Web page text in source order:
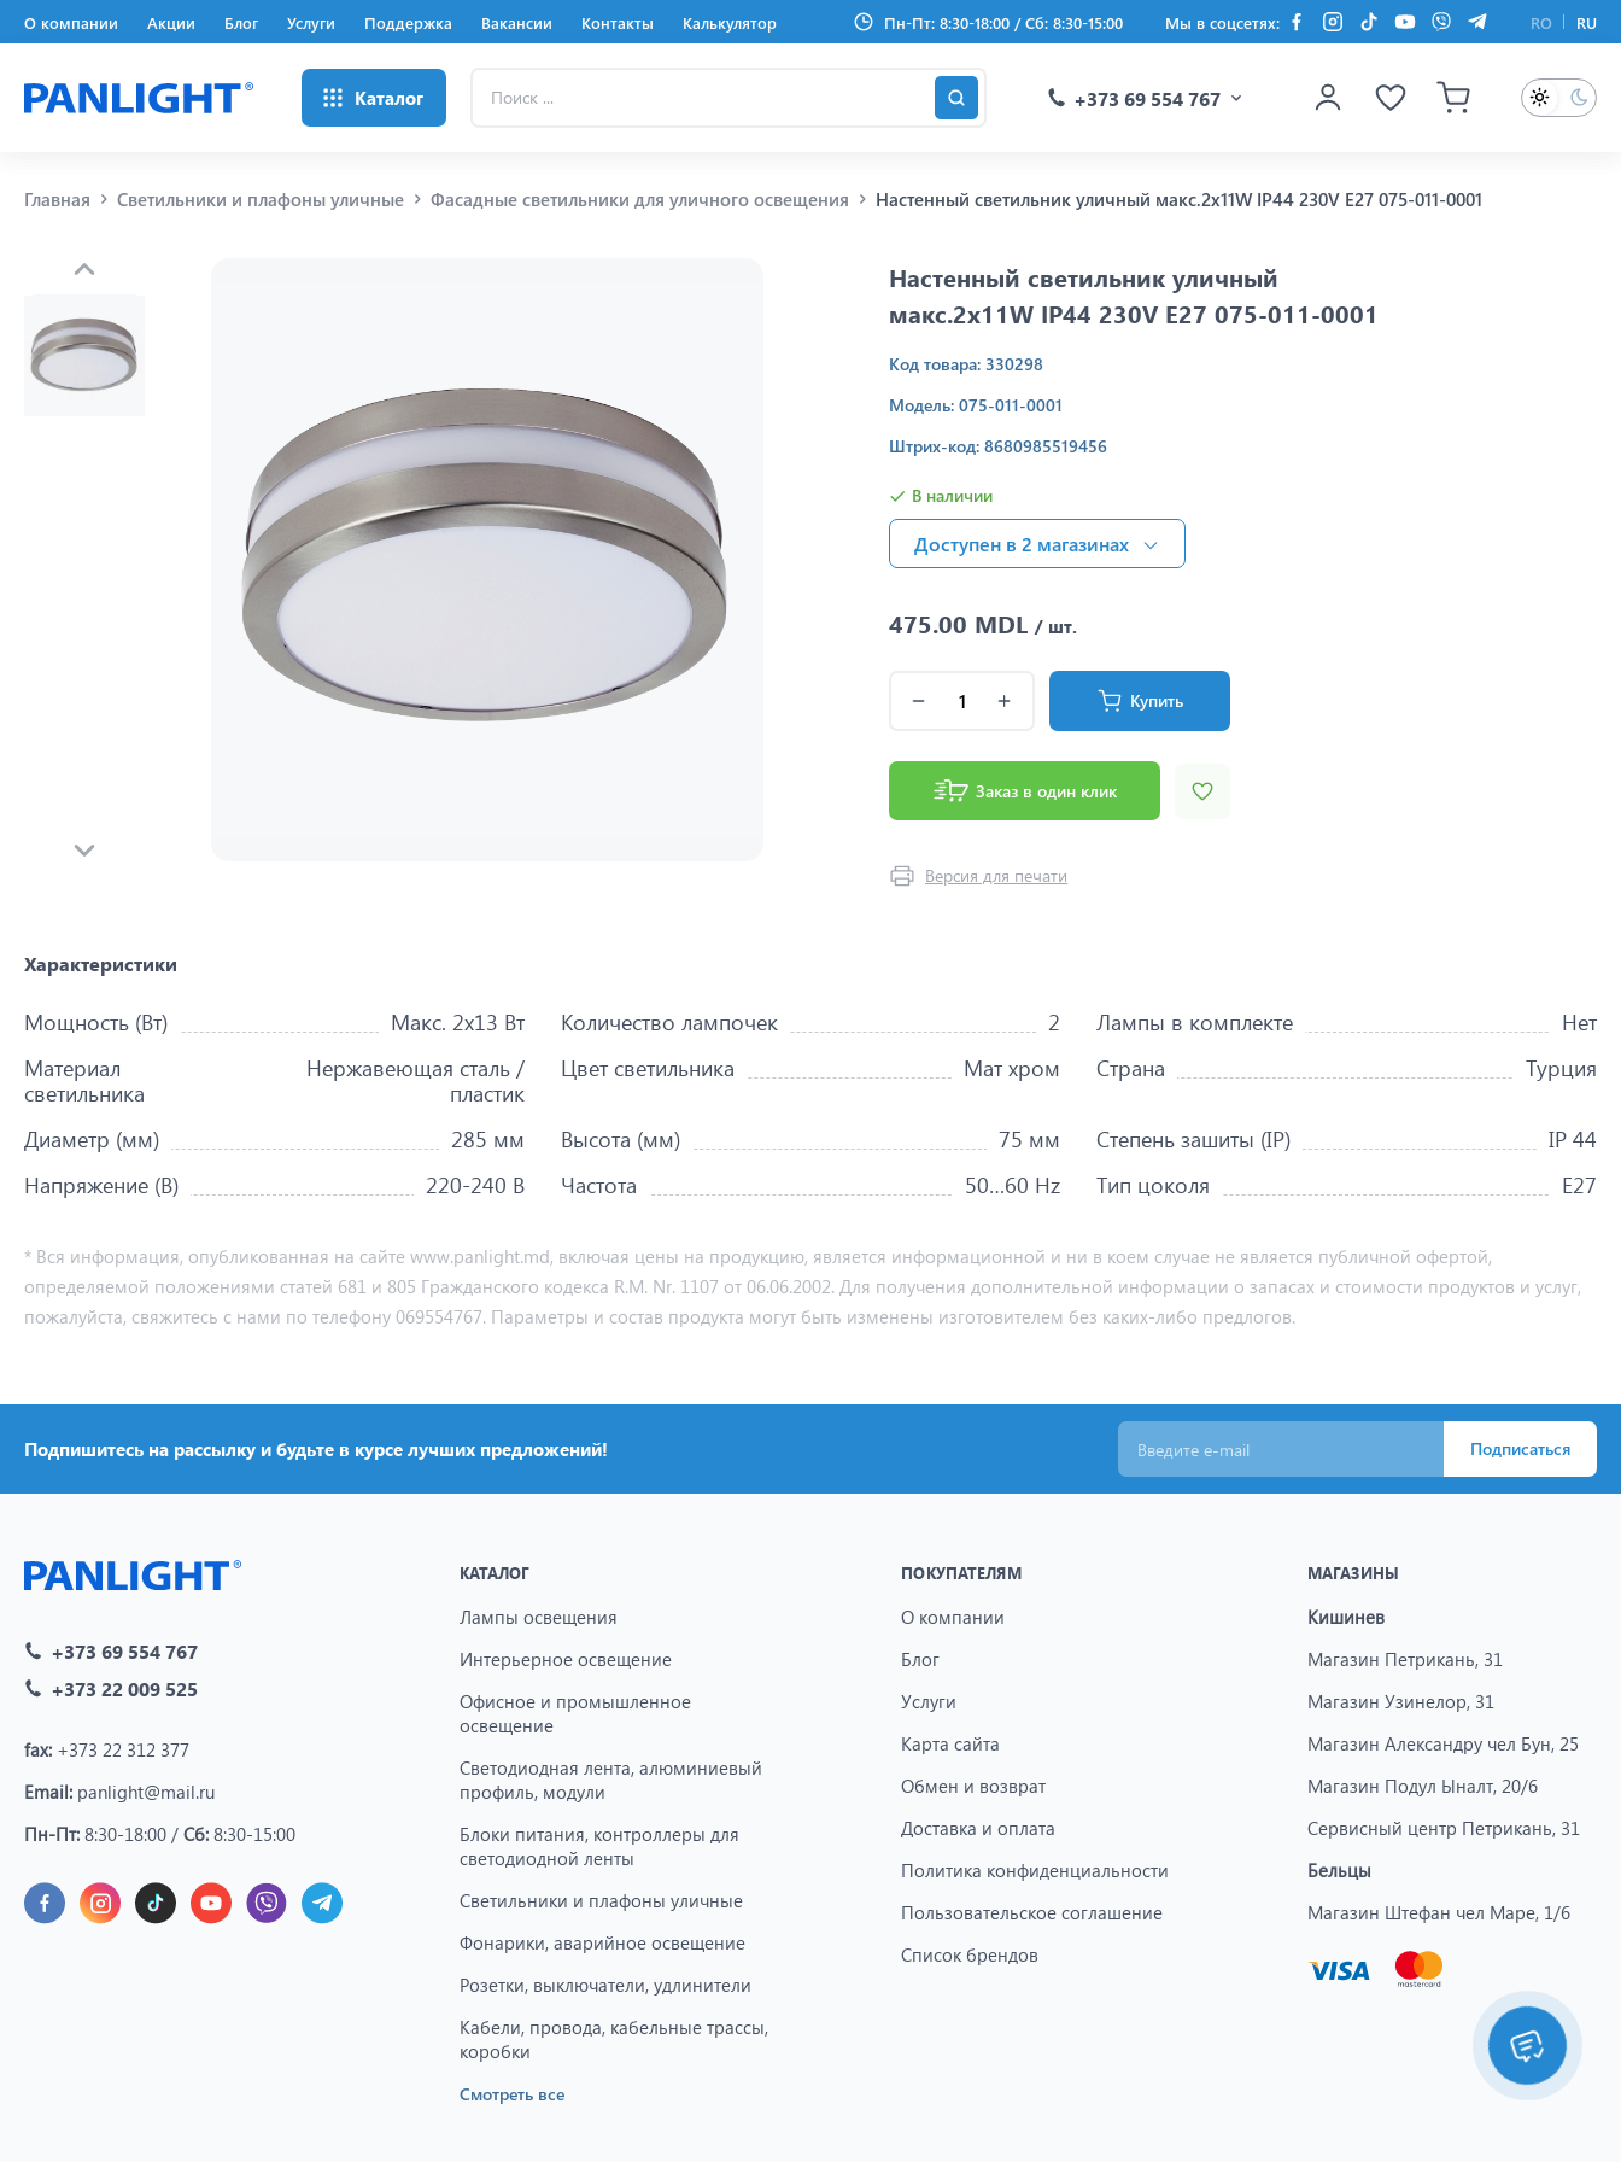
О компании Акции Блог Услуги Поддержка Вакансии Контакты Калькулятор Пн-Пт: 8:30-18:00 / Сб: 8:30-15:00 Мы в соцсетях: RO RU
Каталог +373 69 554 767
Главная Светильники и плафоны уличные Фасадные светильники для уличного освещения Настенный светильник уличный макс.2x11W IP44 230V E27 075-011-0001
Настенный светильник уличный
макс.2x11W IP44 230V E27 075-011-0001
Код товара: 330298
Модель: 075-011-0001
Штрих-код: 8680985519456
В наличии
Доступен в 2 магазинах
475.00 MDL/ шт.
Купить
Заказ в один клик
Версия для печати
Характеристики
Мощность (Вт) Макс. 2x13 Вт Количество лампочек 2 Лампы в комплекте
Нет
Материал
светильника
Нержавеющая сталь /
пластик
Цвет светильника Мат хром Страна Турция
Диаметр (мм) 285 мм Высота (мм) 75 мм Степень зашиты (IP)
IP 44
Напряжение (В)
220-240 В Частота 50…60 Hz Тип цоколя Е27
* Вся информация, опубликованная на сайте www.panlight.md, включая цены на продукцию, является информационной и ни в коем случае не является публичной офертой,
определяемой положениями статей 681 и 805 Гражданского кодекса R.M. Nr. 1107 от 06.06.2002. Для получения дополнительной информации о запасах и стоимости продуктов и услуг,
пожалуйста, свяжитесь с нами по телефону 069554767. Параметры и состав продукта могут быть изменены изготовителем без каких-либо предлогов.
Подпишитесь на рассылку и будьте в курсе лучших предложений! Подписаться
+373 69 554 767
+373 22 009 525
fax: +373 22 312 377
Email: panlight@mail.ru
Пн-Пт: 8:30-18:00 / Сб: 8:30-15:00
КАТАЛОГ
Лампы освещения
Интерьерное освещение
Офисное и промышленное
освещение
Светодиодная лента, алюминиевый
профиль, модули
Блоки питания, контроллеры для
светодиодной ленты
Светильники и плафоны уличные
Фонарики, аварийное освещение
Розетки, выключатели, удлинители
Кабели, провода, кабельные трассы,
коробки
Смотреть все
ПОКУПАТЕЛЯМ
О компании
Блог
Услуги
Карта сайта
Обмен и возврат
Доставка и оплата
Политика конфиденциальности
Пользовательское соглашение
Список брендов
МАГАЗИНЫ
Кишинев
Магазин Петрикань, 31
Магазин Узинелор, 31
Магазин Александру чел Бун, 25
Магазин Подул Ыналт, 20/6
Сервисный центр Петрикань, 31
Бельцы
Магазин Штефан чел Маре, 1/6